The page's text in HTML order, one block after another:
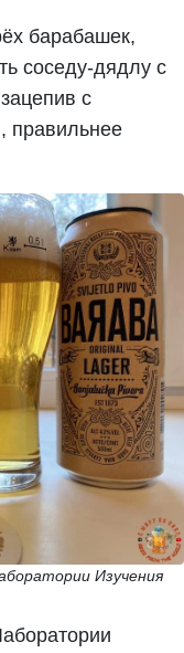
барабашек,
соседу-дядлу с
с
правильнее
Изучения